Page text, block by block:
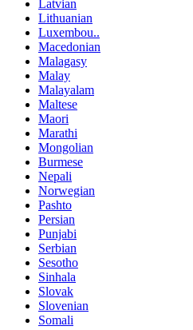
Latvian
Lithuanian
Luxembou..
Macedonian
Malagasy
Malay
Malayalam
Maltese
Maori
Marathi
Mongolian
Burmese
Nepali
Norwegian
Pashto
Persian
Punjabi
Serbian
Sesotho
Sinhala
Slovak
Slovenian
Somali